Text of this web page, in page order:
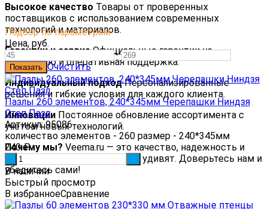
Высокое качество Товары от проверенных
поставщиков с использованием современных
технологий и материалов.
Гарантии и сервисОфициальные гарантии на
продукцию и оперативная поддержка.
Индивидуальный подходПерсонализированные
решения и гибкие условия для каждого клиента.
Инновации Постоянное обновление ассортимента с
учетом новых технологий.
Почему мы? Veema.ru — это качество, надежность и
сервис, которые вас приятно удивят. Доверьтесь нам и
убедитесь сами!
Подбор по параметрам
Цена, руб.
—
Очистить
Пазлы 260 элементов, 240*345мм Черепашки Ниндзя
Степ Пазл
Артикул: 95086
количество элементов - 260 размер - 240*345мм
240₽
В наличии
Быстрый просмотр
В избранноеСравнение